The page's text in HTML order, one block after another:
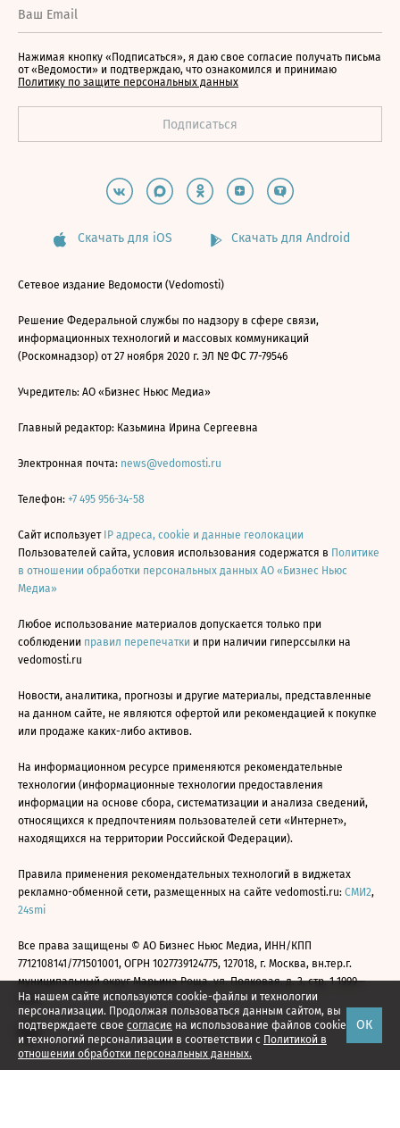
На нашем сайте используются cookie-файлы и технологии
персонализации. Продолжая пользоваться данным сайтом, вы
подтверждаете свое согласие на использование файлов cookie
и технологий персонализации в соответствии с Политикой в
отношении обработки персональных данных.
ОК
Нажимая кнопку «Подписаться», я даю свое согласие получать письма
от «Ведомости» и подтверждаю, что ознакомился и принимаю
Политику по защите персональных данных
Скачать для iOS Скачать для Android
Сетевое издание Ведомости (Vedomosti)
Решение Федеральной службы по надзору в сфере связи,
информационных технологий и массовых коммуникаций
(Роскомнадзор) от 27 ноября 2020 г. ЭЛ № ФС 77-79546
Учредитель: АО «Бизнес Ньюс Медиа»
Главный редактор: Казьмина Ирина Сергеевна
Электронная почта: news@vedomosti.ru
Телефон: +7 495 956-34-58
Сайт использует IP адреса, cookie и данные геолокации
Пользователей сайта, условия использования содержатся в Политике
в отношении обработки персональных данных АО «Бизнес Ньюс
Медиа»
Любое использование материалов допускается только при
соблюдении правил перепечатки и при наличии гиперссылки на
vedomosti.ru
Новости, аналитика, прогнозы и другие материалы, представленные
на данном сайте, не являются офертой или рекомендацией к покупке
или продаже каких-либо активов.
На информационном ресурсе применяются рекомендательные
технологии (информационные технологии предоставления
информации на основе сбора, систематизации и анализа сведений,
относящихся к предпочтениям пользователей сети «Интернет»,
находящихся на территории Российской Федерации).
Правила применения рекомендательных технологий в виджетах
рекламно-обменной сети, размещенных на сайте vedomosti.ru: СМИ2,
24smi
Все права защищены © АО Бизнес Ньюс Медиа, ИНН/КПП
7712108141/771501001, ОГРН 1027739124775, 127018, г. Москва, вн.тер.г.
муниципальный округ Марьина Роща, ул. Полковая, д. 3, стр. 1 1999—
2026